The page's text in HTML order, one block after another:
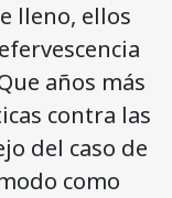
lleno, ellos
años más
contra las
del caso de
como